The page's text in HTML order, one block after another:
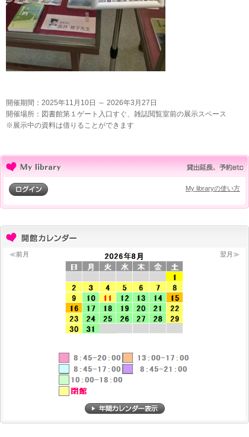
開催期間：2025年11月10日 ～ 2026年3月27日
開催場所：図書館第１ゲート入口すぐ、雑誌閲覧室前の展示スペース
※展示中の資料は借りることができます
My libraryの使い方
≪前月 翌月≫